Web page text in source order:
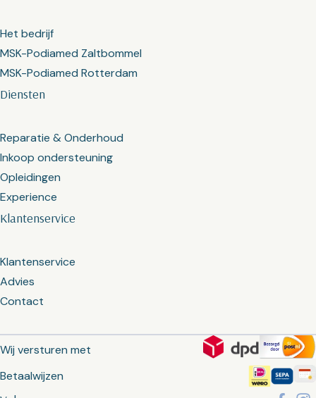
Klantenservice
Klantenservice
Advies
Contact
Diensten
Reparatie & Onderhoud
Inkoop ondersteuning
Opleidingen
Experience
Het bedrijf
MSK-Podiamed Zaltbommel
MSK-Podiamed Rotterdam
Wij versturen met
Betaalwijzen